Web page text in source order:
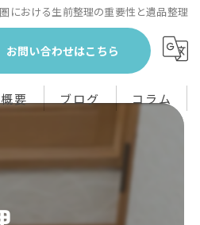
における生前整理の重要性と遺品整理
お問い合わせはこちら
要 ブログ コラム